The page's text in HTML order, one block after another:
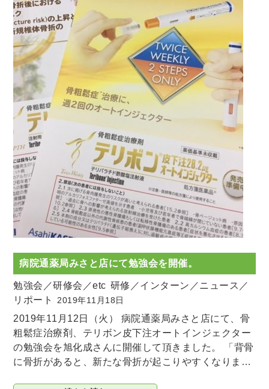
病院通薬局みさと店にて勉強会を開催。
勉強会／研修会／etc 研修／インターン／ニュース／
リポート
2019年11月18日
2019年11月12日（火） 病院通薬局みさと店にて、骨
粗鬆症治療剤、テリボン皮下注オートインジェクター
の勉強会を旭化成さんに開催して頂きました。 「背骨
に骨折があると、新たな骨折が起こりやすくなりま…